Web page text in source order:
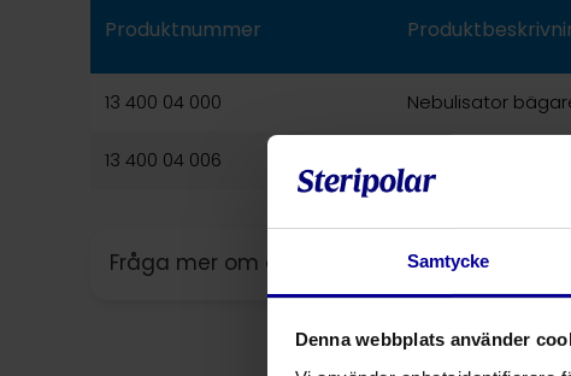
Samtycke
Denna webbplats använder
Produktnummer
13 400 04 000 Nebulisator
13 400 04 006
Fråga mer om denna produkt